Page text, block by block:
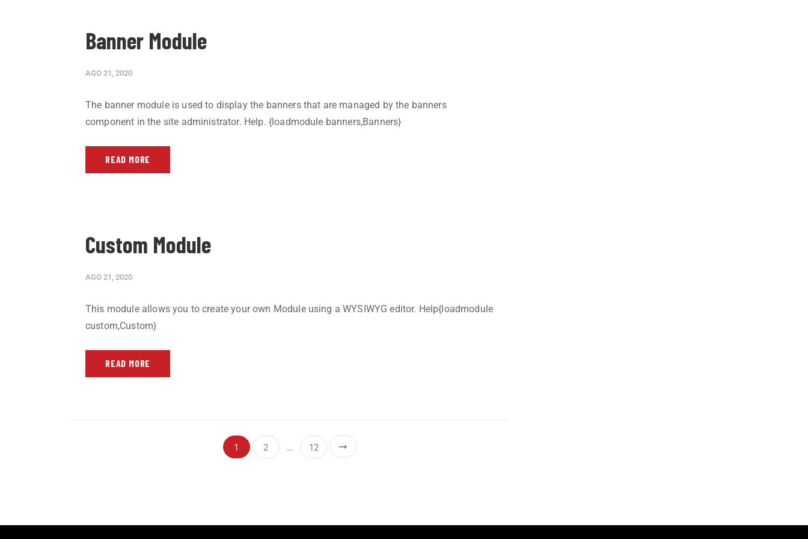
Banner Module
AGO 21, 2020
The banner module is used to display the banners that are managed by the banners
component in the site administrator. Help. {loadmodule banners,Banners}
READ MORE
Custom Module
AGO 21, 2020
This module allows you to create your own Module using a WYSIWYG editor. Help{loadmodule
custom,Custom}
READ MORE
1 2 … 12